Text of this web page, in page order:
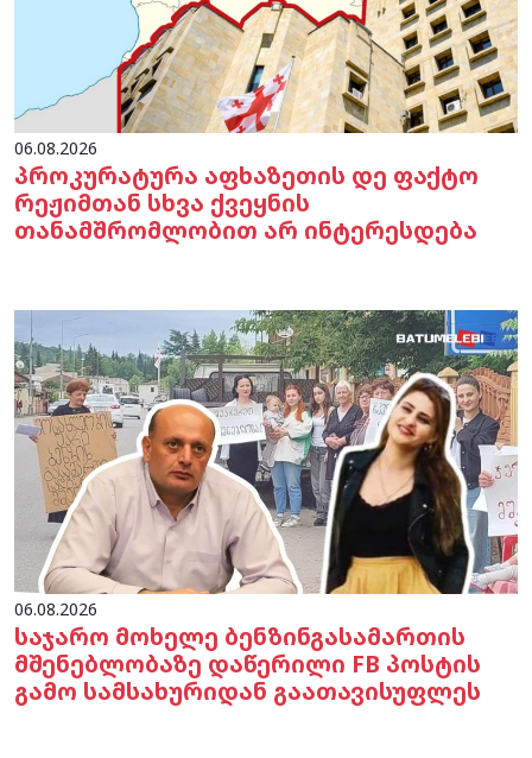
06.08.2026
პროკურატურა აფხაზეთის დე ფაქტო
რეჟიმთან სხვა ქვეყნის
თანამშრომლობით არ ინტერესდება
06.08.2026
საჯარო მოხელე ბენზინგასამართის
მშენებლობაზე დაწერილი FB პოსტის
გამო სამსახურიდან გაათავისუფლეს